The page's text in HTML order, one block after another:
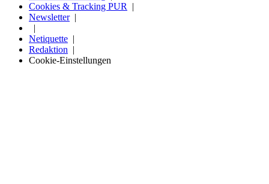
Cookies & Tracking PUR
Newsletter
Netiquette
Redaktion
Cookie-Einstellungen